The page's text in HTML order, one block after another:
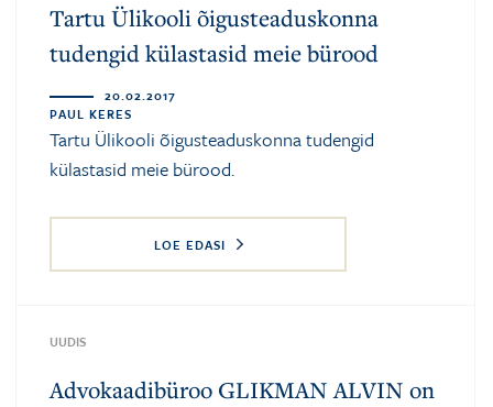
Tartu Ülikooli õigusteaduskonna
tudengid külastasid meie bürood
20.02.2017
PAUL KERES
Tartu Ülikooli õigusteaduskonna tudengid
külastasid meie bürood.
LOE EDASI
UUDIS
Advokaadibüroo GLIKMAN ALVIN on